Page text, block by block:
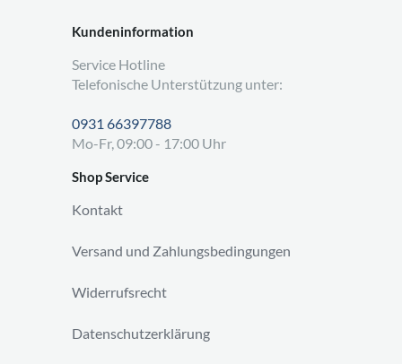
Kundeninformation
Service Hotline
Telefonische Unterstützung unter:
0931 66397788
Mo-Fr, 09:00 - 17:00 Uhr
Shop Service
Kontakt
Versand und Zahlungsbedingungen
Widerrufsrecht
Datenschutzerklärung